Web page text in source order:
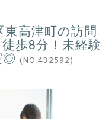
東高津町の訪問
歩8分！未経験
◎ (NO.432592)